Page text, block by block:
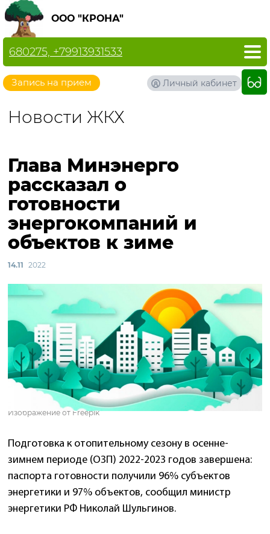
ООО "КРОНА"
Запись на прием
680275, +79913931533
Личный кабинет
Новости ЖКХ
Глава Минэнерго
рассказал о
готовности
энергокомпаний и
объектов к зиме
14.11 2022
Изображение от Freepik
Подготовка к отопительному сезону в осенне-
зимнем периоде (ОЗП) 2022-2023 годов завершена:
паспорта готовности получили 96% субъектов
энергетики и 97% объектов, сообщил министр
энергетики РФ Николай Шульгинов.